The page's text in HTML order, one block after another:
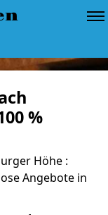
%
Höhe :
Angebote in